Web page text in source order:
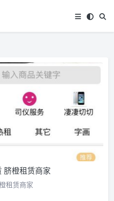
脐橙租赁商家
租赁商家